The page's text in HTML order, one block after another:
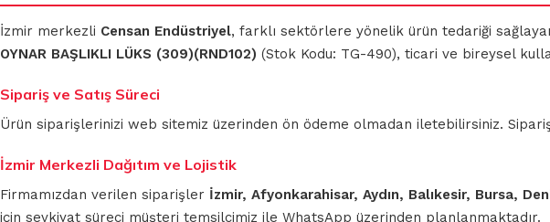
İzmir merkezli Censan Endüstriyel, farklı sektörlere yönelik ürün tedariği
OYNAR BAŞLIKLI LÜKS (309)(RND102) (Stok Kodu: TG-490), ticari ve bireysel
Sipariş ve Satış Süreci
Ürün siparişlerinizi web sitemiz üzerinden ön ödeme olmadan iletebilirsiniz.
İzmir Merkezli Dağıtım ve Lojistik
Firmamızdan verilen siparişler İzmir, Afyonkarahisar, Aydın, Balıkesir, Bursa,
için sevkiyat süreci müşteri temsilcimiz ile WhatsApp üzerinden planlanmaktadır.